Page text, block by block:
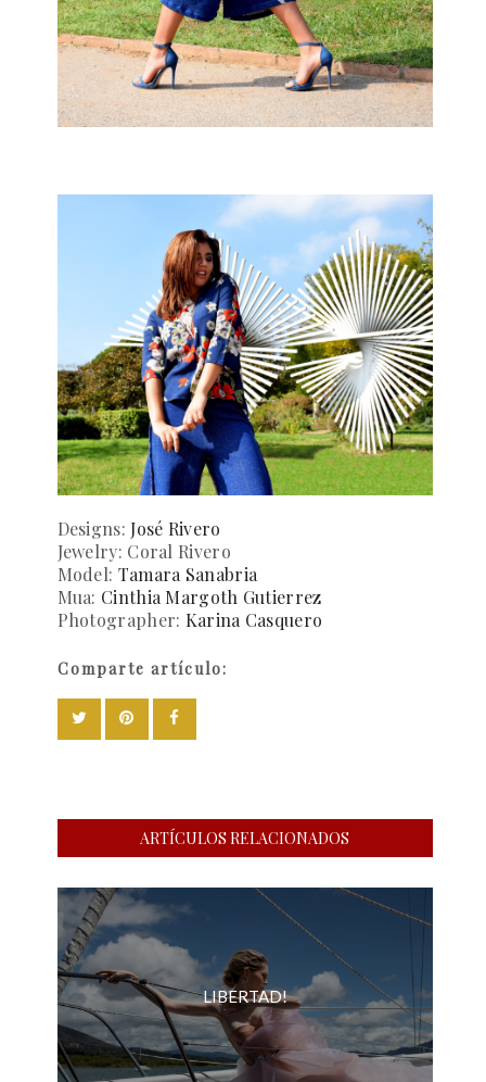
Designs: José Rivero
Jewelry: Coral Rivero
Model: Tamara Sanabria
Mua: Cinthia Margoth Gutierrez
Photographer: Karina Casquero
Comparte artículo:
ARTÍCULOS RELACIONADOS
LIBERTAD!